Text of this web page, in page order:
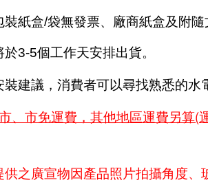
裝紙盒/袋無發票、廠商紙盒及附
3-5個工作天安排出貨。
建議，消費者可以尋找熟悉的水
、市免運費，其他地區運費另算(
之廣宣物因產品照片拍攝角度、